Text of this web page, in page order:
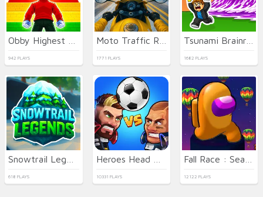
942 PLAYS 1771 PLAYS
Tsunami Brainrots Online
1682 PLAYS
618 PLAYS 10331 PLAYS 12122 PLAYS